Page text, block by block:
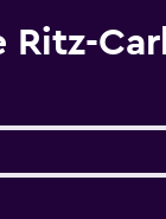
Ritz-